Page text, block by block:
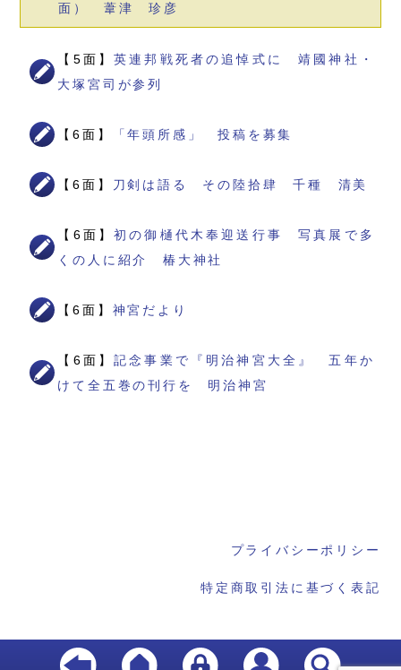
面） 葦津 珍彦
【5面】英連邦戦死者の追悼式に 靖國神社・
大塚宮司が参列
【6面】 「年頭所感」 投稿を募集
【6面】 刀剣は語る その陸拾肆 千種 清美
【6面】初の御樋代木奉迎送行事 写真展で多
くの人に紹介 椿大神社
【6面】 神宮だより
【6面】記念事業で『明治神宮大全』 五年か
けて全五巻の刊行を 明治神宮
プライバシーポリシー
特定商取引法に基づく表記